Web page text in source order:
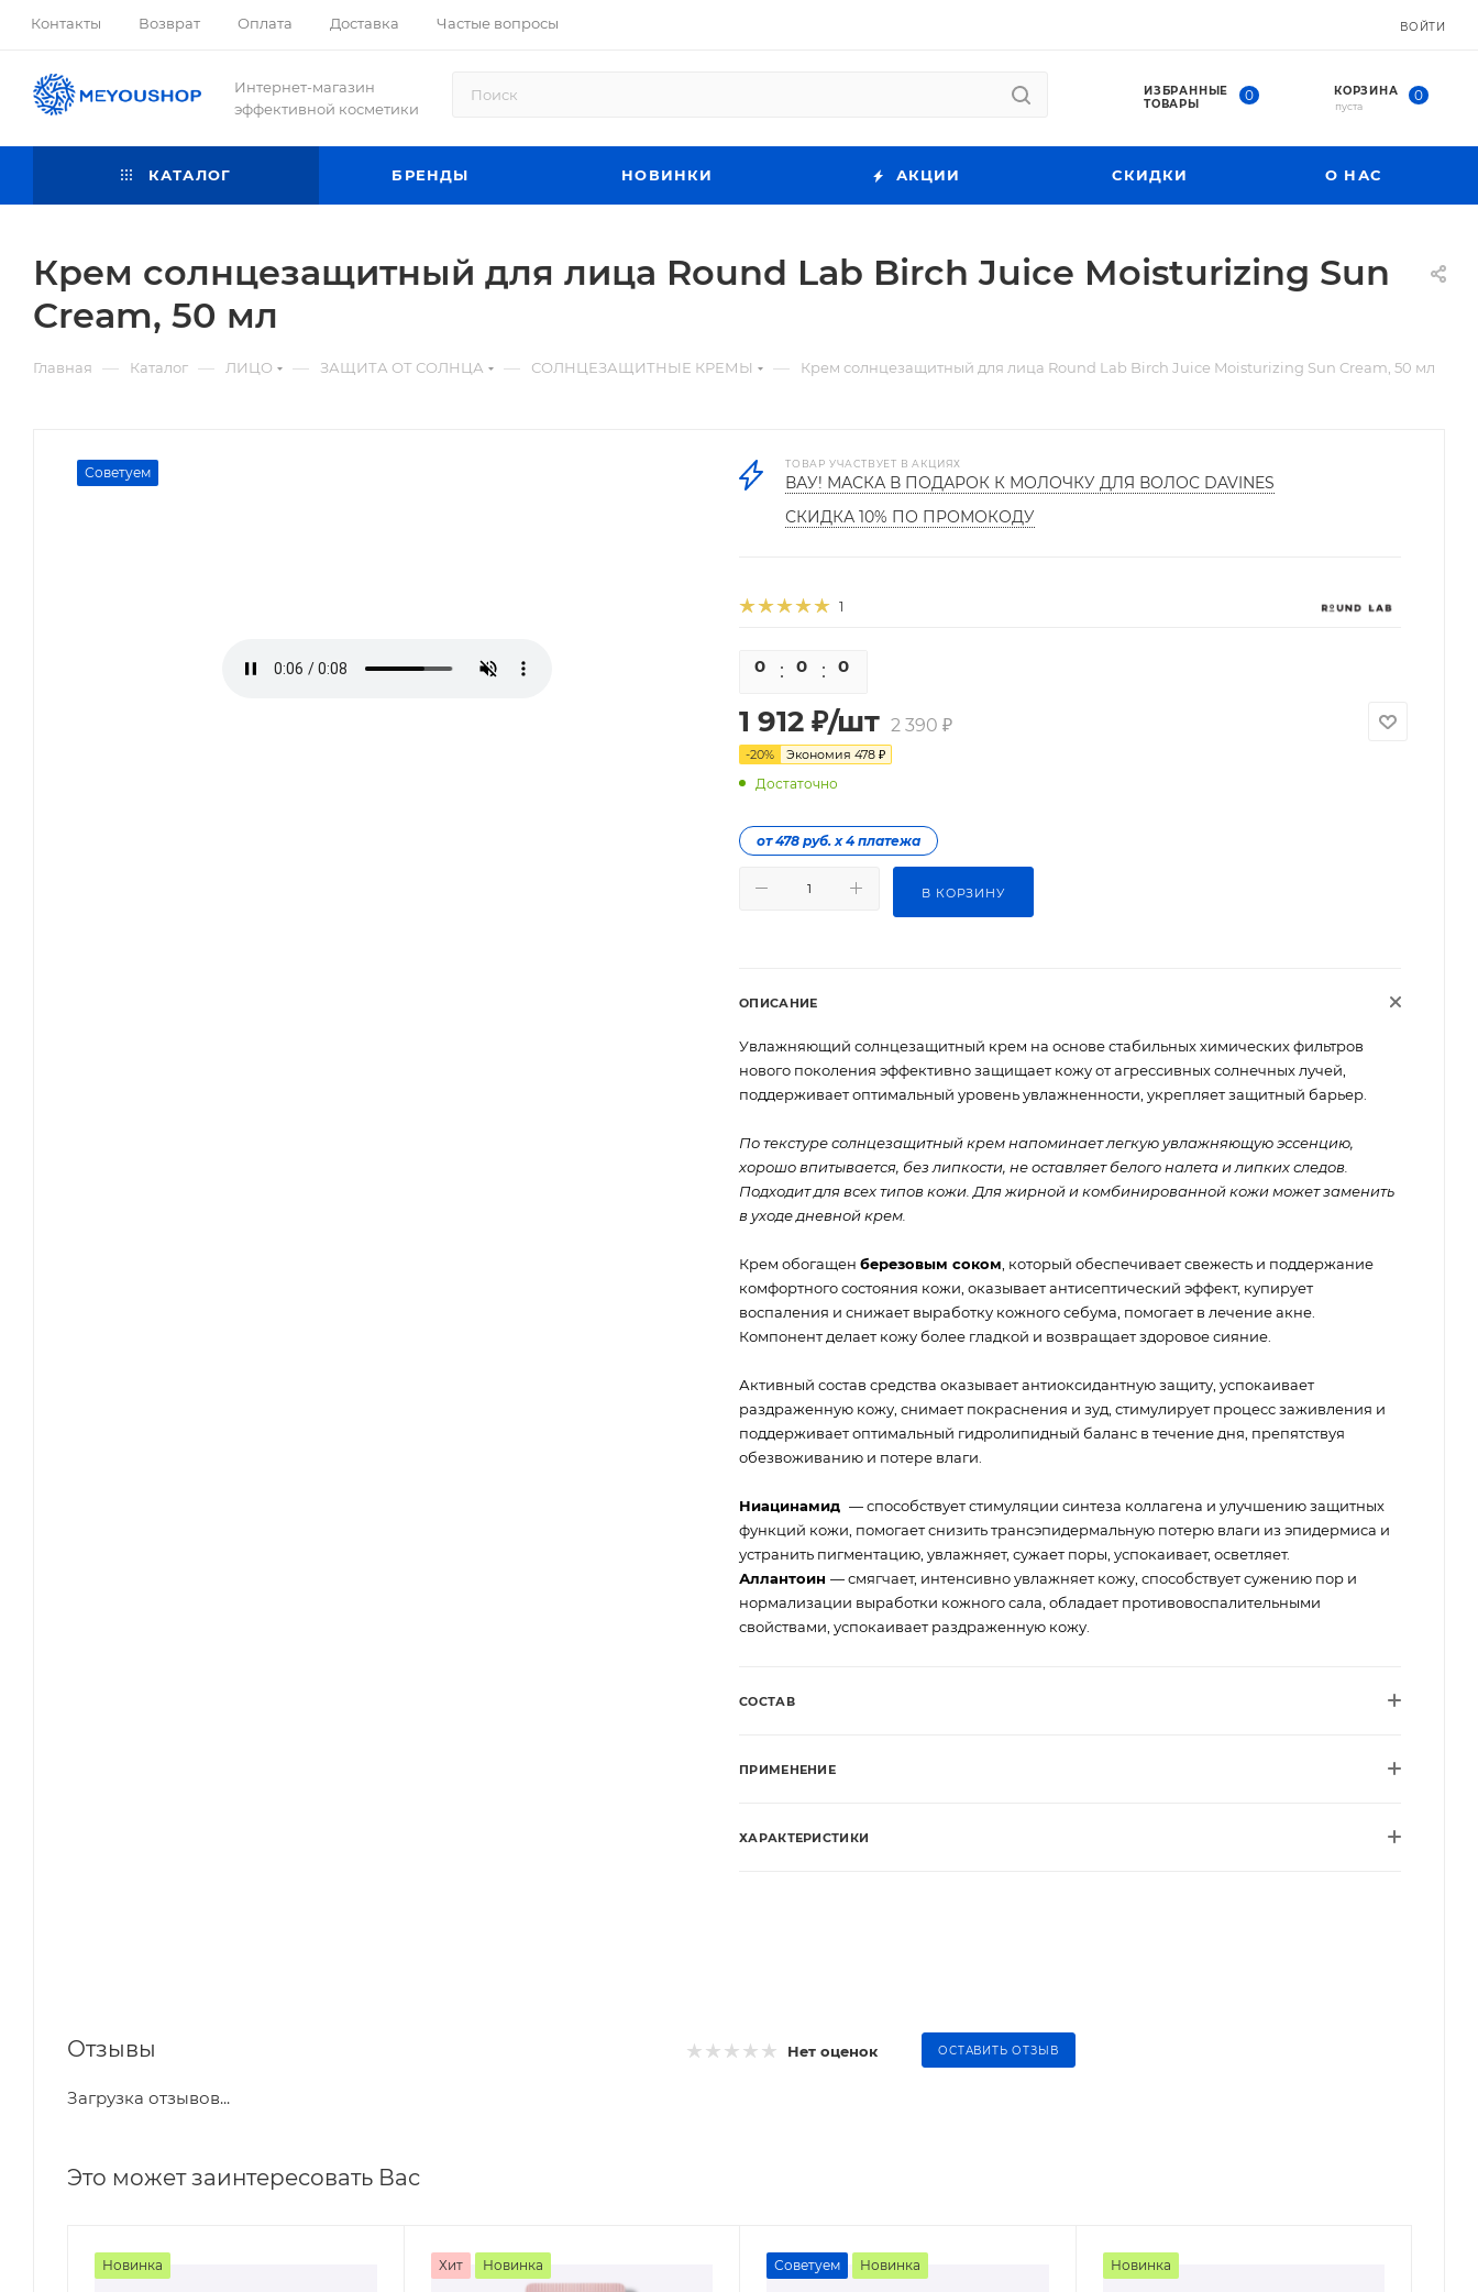
Контакты Возврат Оплата Доставка Частые вопросы ВОЙТИ
Интернет-магазин
эффективной косметики
ИЗБРАННЫЕ
ТОВАРЫ
0 КОРЗИНА 0
пуста
КАТАЛОГ БРЕНДЫ НОВИНКИ АКЦИИ СКИДКИ О НАС
Крем солнцезащитный для лица Round Lab Birch Juice Moisturizing Sun
Cream, 50 мл
Главная — Каталог — ЛИЦО — ЗАЩИТА ОТ СОЛНЦА — СОЛНЦЕЗАЩИТНЫЕ КРЕМЫ — Крем солнцезащитный для лица Round Lab Birch Juice Moisturizing Sun Cream, 50 мл
Советуем
ТОВАР УЧАСТВУЕТ В АКЦИЯХ
ВАУ! МАСКА В ПОДАРОК К МОЛОЧКУ ДЛЯ ВОЛОС DAVINES
СКИДКА 10% ПО ПРОМОКОДУ
1
0 0 0
1 912 ₽/шт 2 390 ₽
-20% Экономия 478 ₽
Достаточно
от 478 руб. х 4 платежа
В КОРЗИНУ
ОПИСАНИЕ
Увлажняющий солнцезащитный крем на основе стабильных химических фильтров
нового поколения эффективно защищает кожу от агрессивных солнечных лучей,
поддерживает оптимальный уровень увлажненности, укрепляет защитный барьер.
По текстуре солнцезащитный крем напоминает легкую увлажняющую эссенцию,
хорошо впитывается, без липкости, не оставляет белого налета и липких следов.
Подходит для всех типов кожи. Для жирной и комбинированной кожи может заменить
в уходе дневной крем.
Крем обогащен березовым соком , который обеспечивает свежесть и поддержание
комфортного состояния кожи, оказывает антисептический эффект, купирует
воспаления и снижает выработку кожного себума, помогает в лечение акне.
Компонент делает кожу более гладкой и возвращает здоровое сияние.
Активный состав средства оказывает антиоксидантную защиту, успокаивает
раздраженную кожу, снимает покраснения и зуд, стимулирует процесс заживления и
поддерживает оптимальный гидролипидный баланс в течение дня, препятствуя
обезвоживанию и потере влаги.
Ниацинамид — способствует стимуляции синтеза коллагена и улучшению защитных
функций кожи, помогает снизить трансэпидермальную потерю влаги из эпидермиса и
устранить пигментацию, увлажняет, сужает поры, успокаивает, осветляет.
Аллантоин — смягчает, интенсивно увлажняет кожу, способствует сужению пор и
нормализации выработки кожного сала, обладает противовоспалительными
свойствами, успокаивает раздраженную кожу.
СОСТАВ
ПРИМЕНЕНИЕ
ХАРАКТЕРИСТИКИ
Отзывы Нет оценок ОСТАВИТЬ ОТЗЫВ
Загрузка отзывов...
Это может заинтересовать Вас
Новинка Хит Новинка Советуем Новинка Новинка